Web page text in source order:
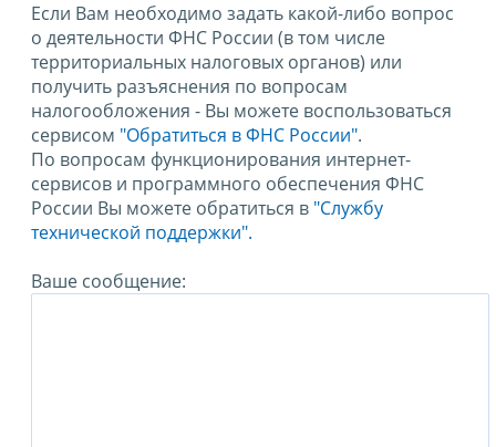
Если Вам необходимо задать какой-либо вопрос
о деятельности ФНС России (в том числе
территориальных налоговых органов) или
получить разъяснения по вопросам
налогообложения - Вы можете воспользоваться
сервисом "Обратиться в ФНС России".
По вопросам функционирования интернет-
сервисов и программного обеспечения ФНС
России Вы можете обратиться в "Службу
технической поддержки".
Ваше сообщение: